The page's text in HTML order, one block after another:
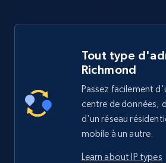
Tout type
Richmond
Passez facilement
centre de données,
d'un réseau
mobile à un autre.
Learn about IP types